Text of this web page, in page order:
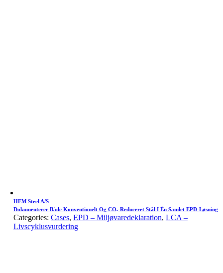
HEM Steel A/S
Dokumenterer Både Konventionelt Og CO₂-Reduceret Stål I Én Samlet EPD-Løsning
Categories: Cases, EPD – Miljøvaredeklaration, LCA –
Livscyklusvurdering